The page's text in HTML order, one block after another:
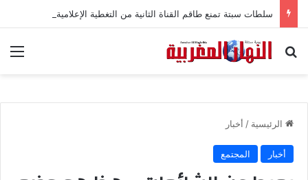
سلطات سبتة تمنع طاقم القناة الثانية من التغطية الإعلامية
بحث عن
الرئيسية / أخبار
أخبار المجتمع